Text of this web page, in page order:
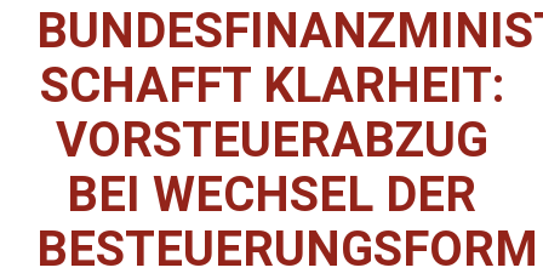
SCHAFFT KLARHEIT:
VORSTEUERABZUG
BEI WECHSEL DER
BESTEUERUNGSFORM